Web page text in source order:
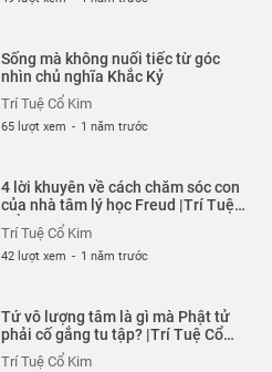
Sống mà không nuối tiếc từ góc
nhìn chủ nghĩa Khắc Kỷ
Trí Tuệ Cổ Kim
65 lượt xem - 1 năm trước
4 lời khuyên về cách chăm sóc con
của nhà tâm lý học Freud |Trí Tuệ
Trí Tuệ Cổ Kim
42 lượt xem - 1 năm trước
Tứ vô lượng tâm là gì mà Phật tử
phải cố gắng tu tập? |Trí Tuệ Cổ
Kim
Trí Tuệ Cổ Kim